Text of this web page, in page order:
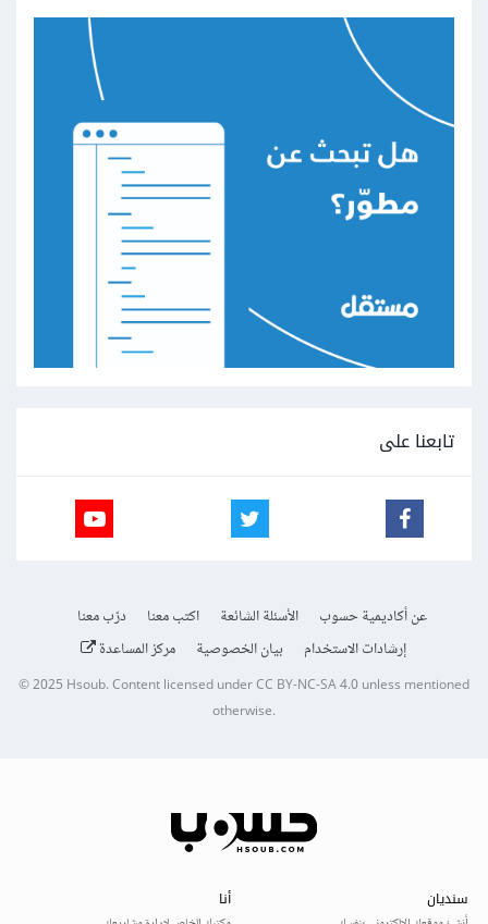
تابعنا على
عن أكاديمية حسوب الأسئلة الشائعة اكتب معنا
درّب معنا
إرشادات الاستخدام
بيان الخصوصية مركز المساعدة
© 2025Hsoub.Content licensed underCC BY-NC-SA 4.0unless mentioned
otherwise.